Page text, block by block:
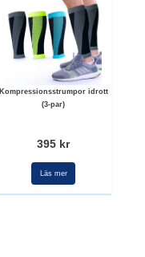
Kompressionsstrumpor idrott
(3-par)
395 kr
Läs mer